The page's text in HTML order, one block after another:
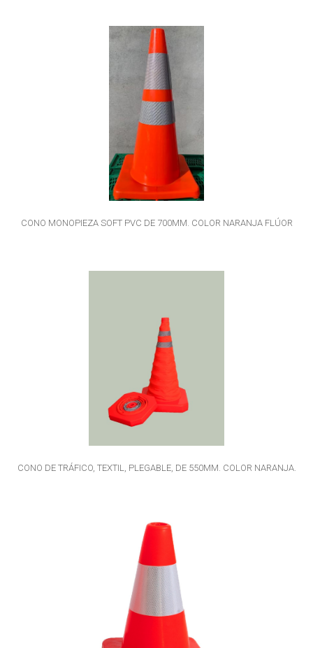
CONO MONOPIEZA SOFT PVC DE 700MM. COLOR NARANJA FLÚOR
CONO DE TRÁFICO, TEXTIL, PLEGABLE, DE 550MM. COLOR NARANJA.